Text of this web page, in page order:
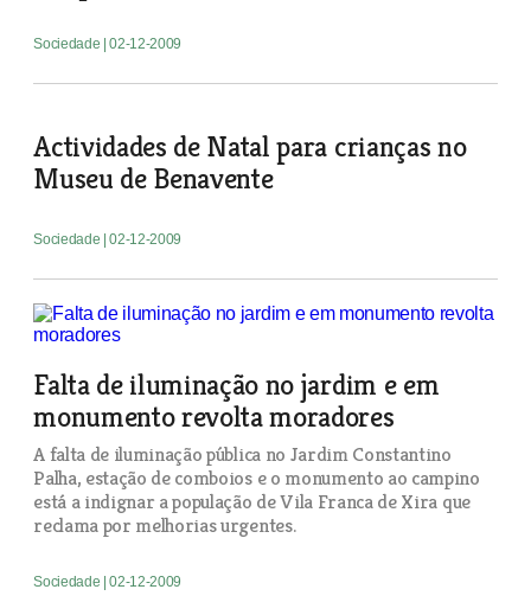
Sociedade | 02-12-2009
Actividades de Natal para crianças no
Museu de Benavente
Sociedade | 02-12-2009
Falta de iluminação no jardim e em
monumento revolta moradores
A falta de iluminação pública no Jardim Constantino
Palha, estação de comboios e o monumento ao campino
está a indignar a população de Vila Franca de Xira que
reclama por melhorias urgentes.
Sociedade | 02-12-2009